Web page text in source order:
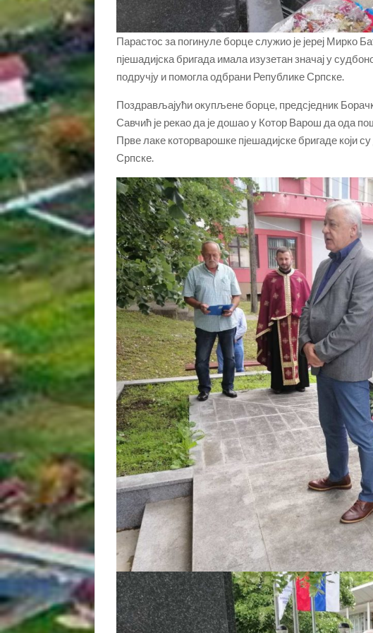
Парастос за погинуле борце служио је јереј Мирко
пјешадијска бригада имала изузетан значај у
подручју и помогла одбрани Републике Српске.
Поздрављајући окупљене борце, предсједник
Савчић је рекао да је дошао у Котор Варош да ода
Прве лаке которварошке пјешадијске бригаде који
Српске.